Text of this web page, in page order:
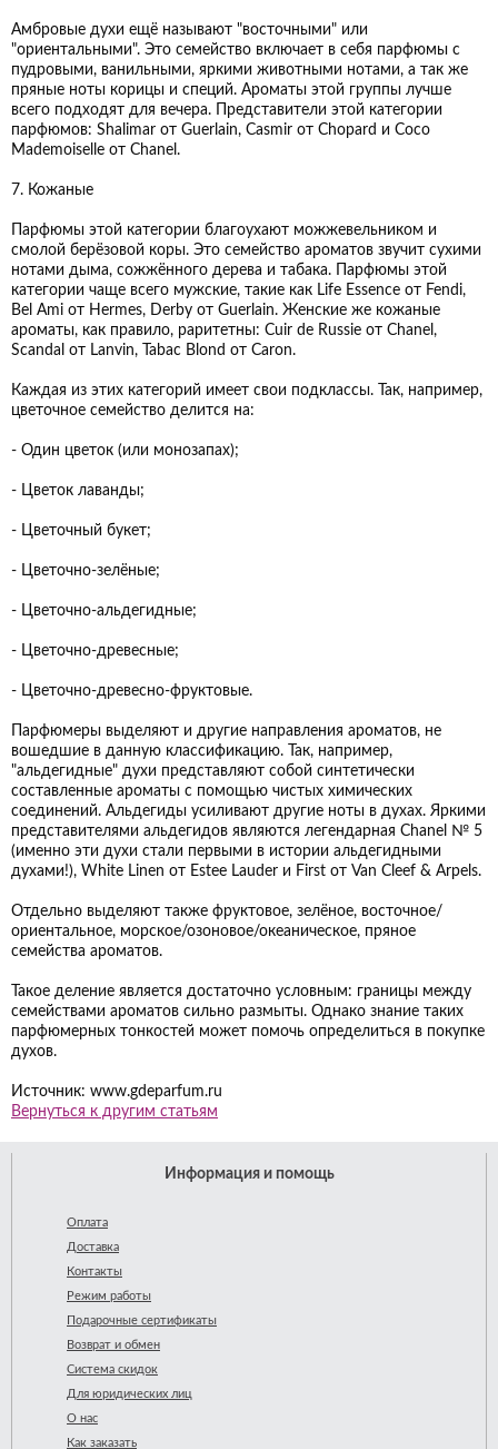
Амбровые духи ещё называют "восточными" или
"ориентальными". Это семейство включает в себя парфюмы с
пудровыми, ванильными, яркими животными нотами, а так же
пряные ноты корицы и специй. Ароматы этой группы лучше
всего подходят для вечера. Представители этой категории
парфюмов: Shalimar от Guerlain, Casmir от Chopard и Coco
Mademoiselle от Chanel.
7. Кожаные
Парфюмы этой категории благоухают можжевельником и
смолой берёзовой коры. Это семейство ароматов звучит сухими
нотами дыма, сожжённого дерева и табака. Парфюмы этой
категории чаще всего мужские, такие как Life Essence от Fendi,
Bel Ami от Hermes, Derby от Guerlain. Женские же кожаные
ароматы, как правило, раритетны: Cuir de Russie от Chanel,
Scandal от Lanvin, Tabac Blond от Caron.
Каждая из этих категорий имеет свои подклассы. Так, например,
цветочное семейство делится на:
- Один цветок (или монозапах);
- Цветок лаванды;
- Цветочный букет;
- Цветочно-зелёные;
- Цветочно-альдегидные;
- Цветочно-древесные;
- Цветочно-древесно-фруктовые.
Парфюмеры выделяют и другие направления ароматов, не
вошедшие в данную классификацию. Так, например,
"альдегидные" духи представляют собой синтетически
составленные ароматы с помощью чистых химических
соединений. Альдегиды усиливают другие ноты в духах. Яркими
представителями альдегидов являются легендарная Chanel № 5
(именно эти духи стали первыми в истории альдегидными
духами!), White Linen от Estee Lauder и First от Van Cleef & Arpels.
Отдельно выделяют также фруктовое, зелёное, восточное/
ориентальное, морское/озоновое/океаническое, пряное
семейства ароматов.
Такое деление является достаточно условным: границы между
семействами ароматов сильно размыты. Однако знание таких
парфюмерных тонкостей может помочь определиться в покупке
духов.
Источник: www.gdeparfum.ru
Вернуться к другим статьям
Информация и помощь
Оплата
Доставка
Контакты
Режим работы
Подарочные сертификаты
Возврат и обмен
Система скидок
Для юридических лиц
О нас
Как заказать